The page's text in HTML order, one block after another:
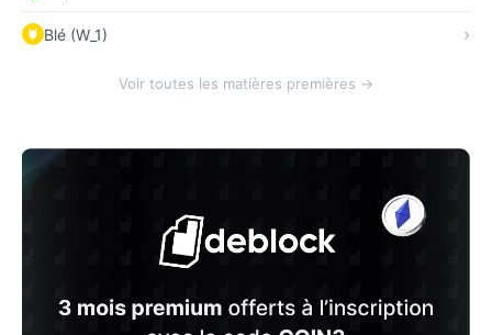
Blé (W_1)
Voir toutes les matières premières →